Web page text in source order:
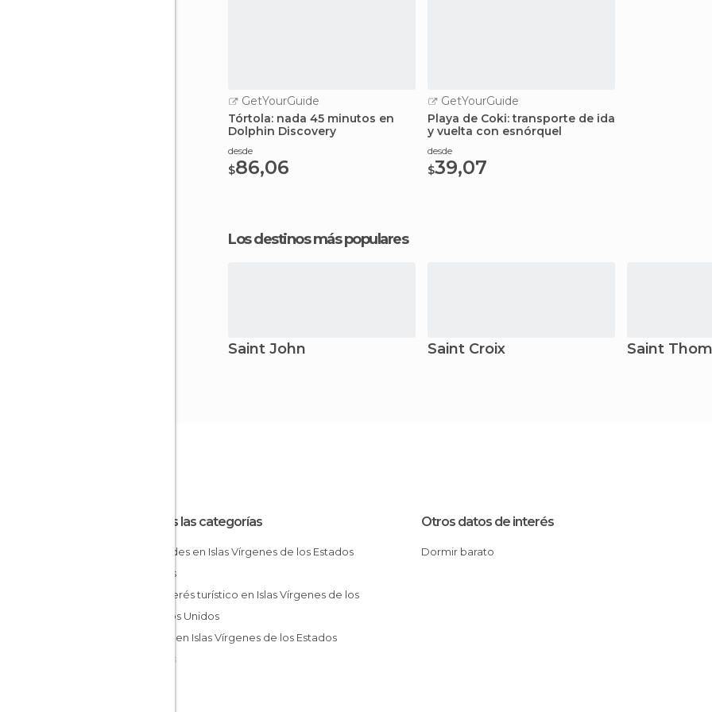
GetYourGuide
Tórtola: nada 45 minutos en
Dolphin Discovery
desde
$86,06
GetYourGuide
Playa de Coki: transporte de ida
y vuelta con esnórquel
desde
$39,07
Los destinos más populares
Saint John Saint Croix Saint
Todas las categorías
Unidos
Estados Unidos
Unidos
Otros datos de interés
Dormir barato